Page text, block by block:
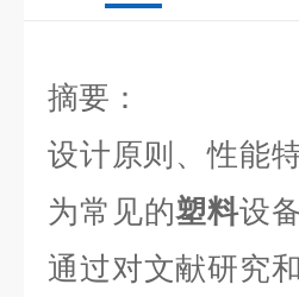
摘要：
设计原则、性能
为常见的塑料设
通过对文献研究